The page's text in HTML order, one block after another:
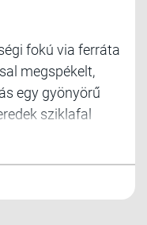
fokú via ferráta
megspékelt,
egy gyönyörű
sziklafal